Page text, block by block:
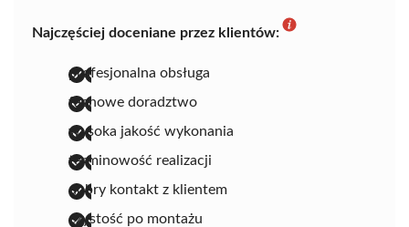
Najczęściej doceniane przez klientów:
profesjonalna obsługa
fachowe doradztwo
wysoka jakość wykonania
terminowość realizacji
dobry kontakt z klientem
czystość po montażu